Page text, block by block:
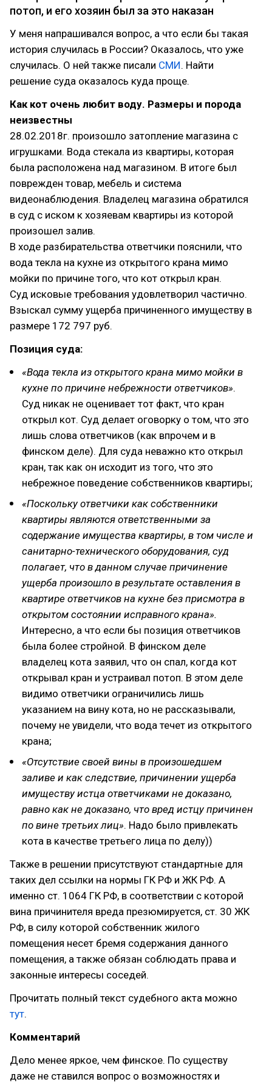
потоп, и его хозяин был за это наказан
У меня напрашивался вопрос, а что если бы такая
история случилась в России? Оказалось, что уже
случилась. О ней также писали СМИ. Найти
решение суда оказалось куда проще.
Как кот очень любит воду. Размеры и порода
неизвестны
28.02.2018г. произошло затопление магазина с
игрушками. Вода стекала из квартиры, которая
была расположена над магазином. В итоге был
поврежден товар, мебель и система
видеонаблюдения. Владелец магазина обратился
в суд с иском к хозяевам квартиры из которой
произошел залив.
В ходе разбирательства ответчики пояснили, что
вода текла на кухне из открытого крана мимо
мойки по причине того, что кот открыл кран.
Суд исковые требования удовлетворил частично.
Взыскал сумму ущерба причиненного имуществу в
размере 172 797 руб.
Позиция суда:
«Вода текла из открытого крана мимо мойки в
кухне по причине небрежности ответчиков».
Суд никак не оценивает тот факт, что кран
открыл кот. Суд делает оговорку о том, что это
лишь слова ответчиков (как впрочем и в
финском деле). Для суда неважно кто открыл
кран, так как он исходит из того, что это
небрежное поведение собственников квартиры;
«Поскольку ответчики как собственники
квартиры являются ответственными за
содержание имущества квартиры, в том числе и
санитарно-технического оборудования, суд
полагает, что в данном случае причинение
ущерба произошло в результате оставления в
квартире ответчиков на кухне без присмотра в
открытом состоянии исправного крана».
Интересно, а что если бы позиция ответчиков
была более стройной. В финском деле
владелец кота заявил, что он спал, когда кот
открывал кран и устраивал потоп. В этом деле
видимо ответчики ограничились лишь
указанием на вину кота, но не рассказывали,
почему не увидели, что вода течет из открытого
крана;
«Отсутствие своей вины в произошедшем
заливе и как следствие, причинении ущерба
имуществу истца ответчиками не доказано,
равно как не доказано, что вред истцу причинен
по вине третьих лиц». Надо было привлекать
кота в качестве третьего лица по делу))
Также в решении присутствуют стандартные для
таких дел ссылки на нормы ГК РФ и ЖК РФ. А
именно ст. 1064 ГК РФ, в соответствии с которой
вина причинителя вреда презюмируется, ст. 30 ЖК
РФ, в силу которой собственник жилого
помещения несет бремя содержания данного
помещения, а также обязан соблюдать права и
законные интересы соседей.
Прочитать полный текст судебного акта можно
тут.
Комментарий
Дело менее яркое, чем финское. По существу
даже не ставился вопрос о возможностях и